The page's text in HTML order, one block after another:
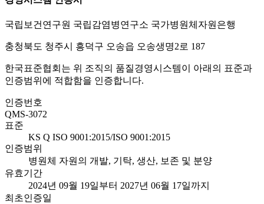
국립보건연구원 국립감염병연구소 국가병원체자원은행
충청북도 청주시 흥덕구 오송읍 오송생명2로 187
한국표준협회는 위 조직의 품질경영시스템이 아래의 표준과
인증범위에 적합함을 인증합니다.
인증번호
QMS-3072
표준
KS Q ISO 9001:2015/ISO 9001:2015
인증범위
병원체 자원의 개발, 기탁, 생산, 보존 및 분양
유효기간
2024년 09월 19일부터 2027년 06월 17일까지
최초인증일